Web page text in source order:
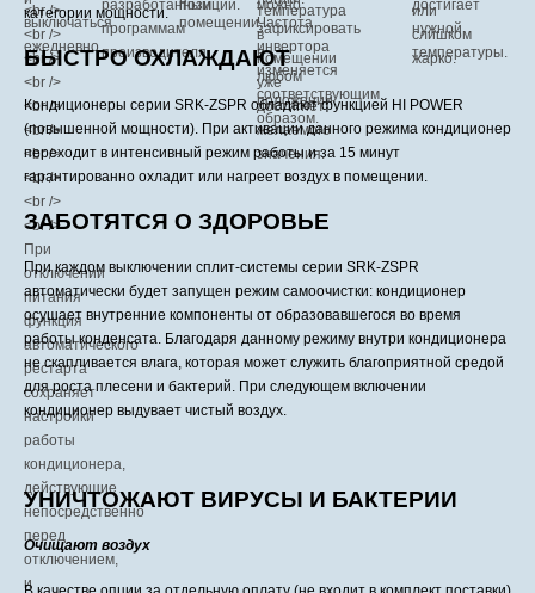
категории мощности.
БЫСТРО ОХЛАЖДАЮТ
Кондиционеры серии SRK-ZSPR обладают функцией HI POWER
(повышенной мощности). При активации данного режима кондиционер
переходит в интенсивный режим работы и за 15 минут
гарантированно охладит или нагреет воздух в помещении.
ЗАБОТЯТСЯ О ЗДОРОВЬЕ
При каждом выключении сплит-системы серии SRK-ZSPR
автоматически будет запущен режим самоочистки: кондиционер
осушает внутренние компоненты от образовавшегося во время
работы конденсата. Благодаря данному режиму внутри кондиционера
не скапливается влага, которая может служить благоприятной средой
для роста плесени и бактерий. При следующем включении
кондиционер выдувает чистый воздух.
УНИЧТОЖАЮТ ВИРУСЫ И БАКТЕРИИ
Очищают воздух